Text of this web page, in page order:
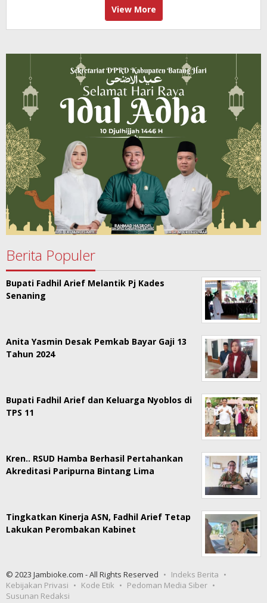
View More
Berita Populer
Bupati Fadhil Arief Melantik Pj Kades
Senaning
Anita Yasmin Desak Pemkab Bayar Gaji 13
Tahun 2024
Bupati Fadhil Arief dan Keluarga Nyoblos di
TPS 11
Kren.. RSUD Hamba Berhasil Pertahankan
Akreditasi Paripurna Bintang Lima
Tingkatkan Kinerja ASN, Fadhil Arief Tetap
Lakukan Perombakan Kabinet
© 2023 Jambioke.com - All Rights Reserved
Indeks Berita
Kebijakan Privasi
Kode Etik
Pedoman Media Siber
Susunan Redaksi